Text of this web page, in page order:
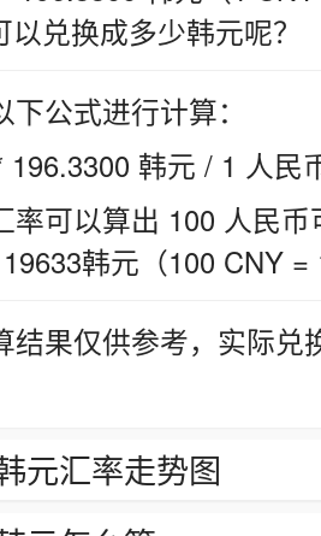
兑换成多少韩元呢？
公式进行计算：
196.3300 韩元 / 1 人民
率可以算出 100 人民
韩元（100 CNY =
结果仅供参考，实际
元汇率走势图